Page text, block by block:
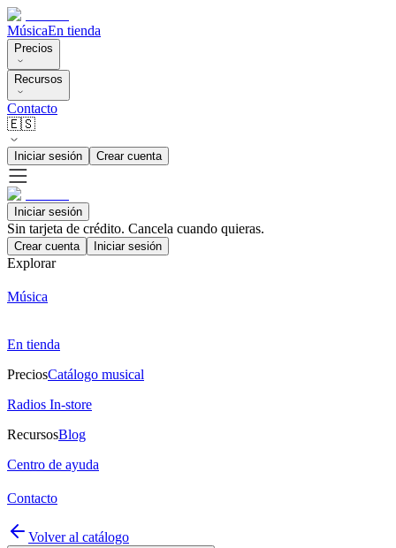
MúsicaEn tienda
Precios
Recursos
Contacto
🇪🇸
Iniciar sesión Crear cuenta
Iniciar sesión
Sin tarjeta de crédito. Cancela cuando quieras.
Crear cuenta Iniciar sesión
Explorar
Música
En tienda
PreciosCatálogo musical
Radios In-store
RecursosBlog
Centro de ayuda
Contacto
Volver al catálogo